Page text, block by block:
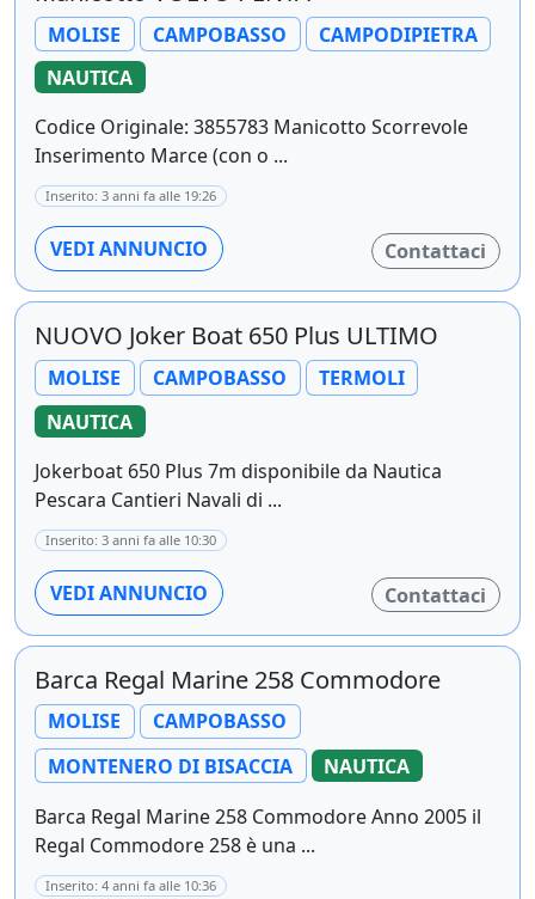
MOLISE CAMPOBASSO
CAMPODIPIETRA
NAUTICA
Codice Originale: 3855783 Manicotto Scorrevole
Inserimento Marce (con o ...
Inserito: 3 anni fa alle 19:26
VEDI ANNUNCIO Contattaci
NUOVO Joker Boat 650 Plus ULTIMO
MOLISE CAMPOBASSO
TERMOLI
NAUTICA
Jokerboat 650 Plus 7m disponibile da Nautica
Pescara Cantieri Navali di ...
Inserito: 3 anni fa alle 10:30
VEDI ANNUNCIO Contattaci
Barca Regal Marine 258 Commodore
MOLISE
CAMPOBASSO
MONTENERO DI BISACCIA
NAUTICA
Barca Regal Marine 258 Commodore Anno 2005 il
Regal Commodore 258 è una ...
Inserito: 4 anni fa alle 10:36